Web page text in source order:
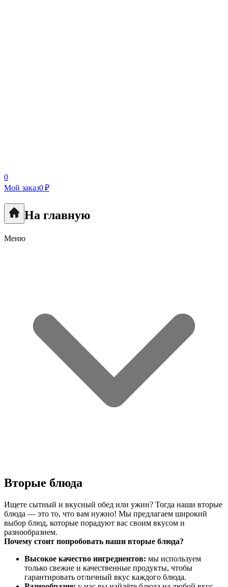
0
Мой заказ0 ₽
На главную
Меню
Вторые блюда
Ищете сытный и вкусный обед или ужин? Тогда наши вторые
блюда — это то, что вам нужно! Мы предлагаем широкий
выбор блюд, которые порадуют вас своим вкусом и
разнообразием.
Почему стоит попробовать наши вторые блюда?
Высокое качество ингредиентов: мы используем
только свежие и качественные продукты, чтобы
гарантировать отличный вкус каждого блюда.